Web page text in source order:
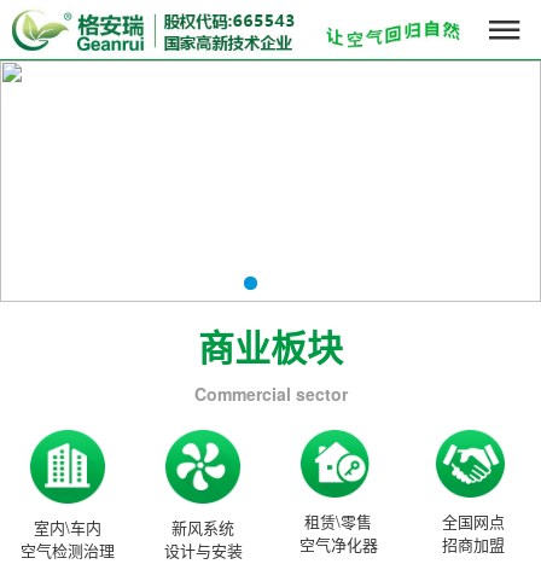

商业板块
Commercial sector
室内\车内
空气检测治理
新风系统
设计与安装
租赁\零售
空气净化器
全国网点
招商加盟